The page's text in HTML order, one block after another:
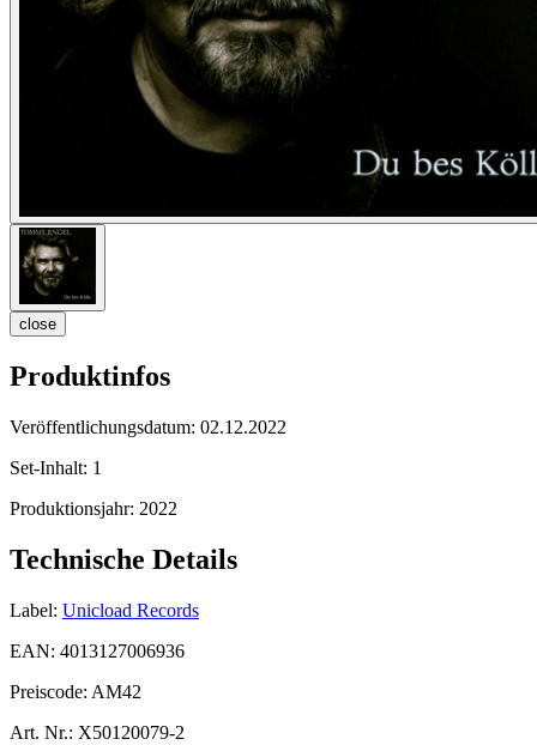
close
Produktinfos
Veröffentlichungsdatum: 02.12.2022
Set-Inhalt: 1
Produktionsjahr: 2022
Technische Details
Label: Unicload Records
EAN: 4013127006936
Preiscode: AM42
Art. Nr.: X50120079-2